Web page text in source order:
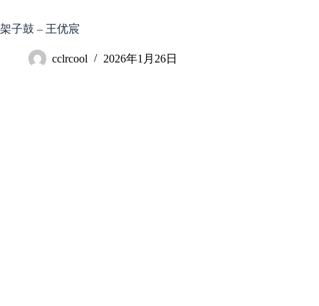
至
内
架子鼓 – 王优宸
cclrcool 2026年1月26日